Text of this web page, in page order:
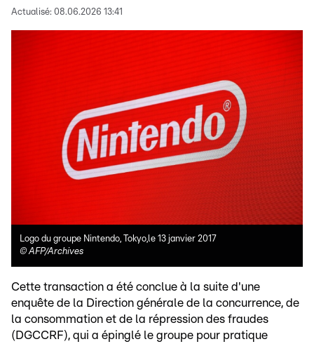
Actualisé: 08.06.2026 13:41
Logo du groupe Nintendo, Tokyo,le 13 janvier 2017
©AFP/Archives
Cette transaction a été conclue à la suite d'une
enquête de la Direction générale de la concurrence, de
la consommation et de la répression des fraudes
(DGCCRF), qui a épinglé le groupe pour pratique